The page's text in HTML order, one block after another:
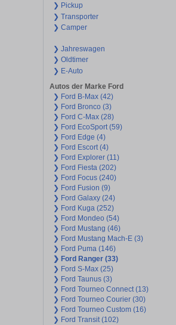
❯ Pickup
❯ Transporter
❯ Camper
❯ Jahreswagen
❯ Oldtimer
❯ E-Auto
Autos der Marke Ford
❯ Ford B-Max (42)
❯ Ford Bronco (3)
❯ Ford C-Max (28)
❯ Ford EcoSport (59)
❯ Ford Edge (4)
❯ Ford Escort (4)
❯ Ford Explorer (11)
❯ Ford Fiesta (202)
❯ Ford Focus (240)
❯ Ford Fusion (9)
❯ Ford Galaxy (24)
❯ Ford Kuga (252)
❯ Ford Mondeo (54)
❯ Ford Mustang (46)
❯ Ford Mustang Mach-E (3)
❯ Ford Puma (146)
❯ Ford Ranger (33)
❯ Ford S-Max (25)
❯ Ford Taunus (3)
❯ Ford Tourneo Connect (13)
❯ Ford Tourneo Courier (30)
❯ Ford Tourneo Custom (16)
❯ Ford Transit (102)